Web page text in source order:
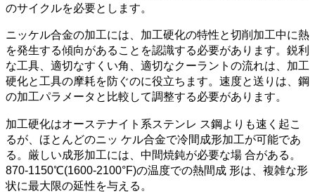
のサイクルを必要とします。
ニッケル合金の加工には、加工硬化の特性と切削加工中に熱
を発生する傾向があることを認識する必要があります。鋭利
な工具、適切なすくい角、適切なクーラントの流れは、加工
硬化と工具の摩耗を防ぐのに役立ちます。速度と送りは、鋼
の加工パラメータと比較して調整する必要があります。
加工硬化はオーステナイト系ステンレ ス鋼よりも速く起こ
るが、ほとんどのニッ ケル合金で冷間成形加工が可能であ
る。厳しい成形加工には、中間焼鈍が必要な場 合がある。
870-1150℃(1600-2100°F)の温度での熱間成 形は、複雑な形
状に最大限の延性を与える。